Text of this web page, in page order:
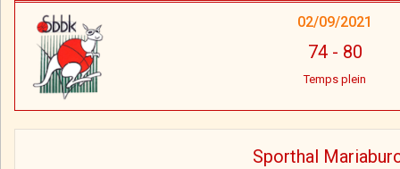
02/09/2021
74- 80
Temps plein
Sporthal